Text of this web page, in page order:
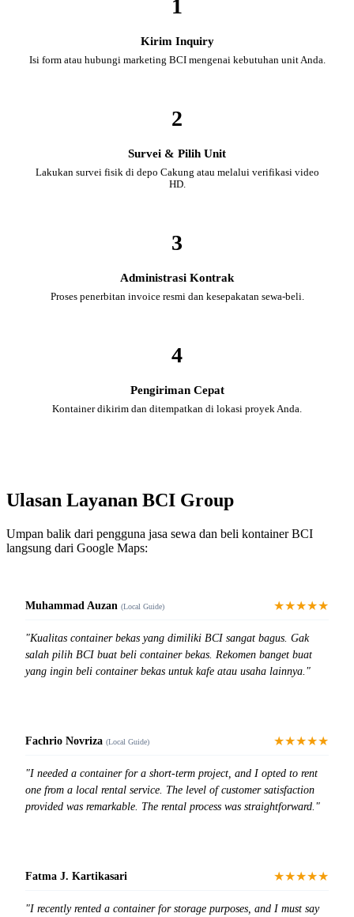
1
Kirim Inquiry
Isi form atau hubungi marketing BCI mengenai kebutuhan unit Anda.
2
Survei & Pilih Unit
Lakukan survei fisik di depo Cakung atau melalui verifikasi video
HD.
3
Administrasi Kontrak
Proses penerbitan invoice resmi dan kesepakatan sewa-beli.
4
Pengiriman Cepat
Kontainer dikirim dan ditempatkan di lokasi proyek Anda.
Ulasan Layanan BCI Group
Umpan balik dari pengguna jasa sewa dan beli kontainer BCI
langsung dari Google Maps:
Muhammad Auzan (Local Guide) ★★★★★
"Kualitas container bekas yang dimiliki BCI sangat bagus. Gak
salah pilih BCI buat beli container bekas. Rekomen banget buat
yang ingin beli container bekas untuk kafe atau usaha lainnya."
Fachrio Novriza (Local Guide) ★★★★★
"I needed a container for a short-term project, and I opted to rent
one from a local rental service. The level of customer satisfaction
provided was remarkable. The rental process was straightforward."
Fatma J. Kartikasari ★★★★★
"I recently rented a container for storage purposes, and I must say